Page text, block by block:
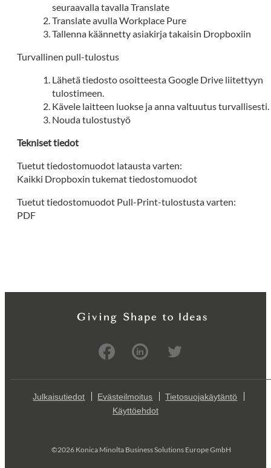
seuraavalla tavalla Translate
Translate avulla Workplace Pure
Tallenna käännetty asiakirja takaisin Dropboxiin
Turvallinen pull-tulostus
Lähetä tiedosto osoitteesta Google Drive liitettyyn
tulostimeen.
Kävele laitteen luokse ja anna valtuutus turvallisesti.
Nouda tulostustyö
Tekniset tiedot
Tuetut tiedostomuodot latausta varten:
Kaikki Dropboxin tukemat tiedostomuodot
Tuetut tiedostomuodot Pull-Print-tulostusta varten:
PDF
Julkaisutiedot Evästeilmoitus
Tietosuojakäytäntö
Käyttöehdot
©2026 Konica Minolta Business Solutions Europe GmbH